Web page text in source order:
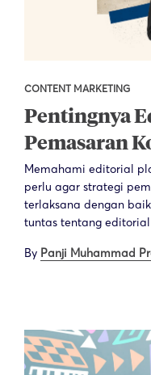
CONTENT MARKETING
Pentingnya
Pemasaran
Memahami editorial
perlu agar strategi
terlaksana dengan
tuntas tentang
By Panji Muhammad